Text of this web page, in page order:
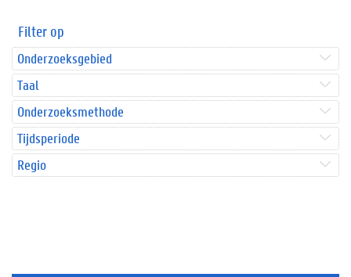
Filter op
Onderzoeksgebied
Taal
Onderzoeksmethode
Tijdsperiode
Regio